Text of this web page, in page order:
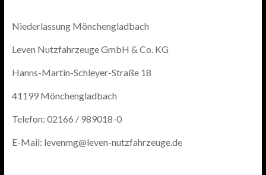
Niederlassung Mönchengladbach
Leven Nutzfahrzeuge GmbH & Co. KG
Hanns-Martin-Schleyer-Straße 18
41199 Mönchengladbach
Telefon: 02166 / 989018-0
E-Mail: levenmg@leven-nutzfahrzeuge.de